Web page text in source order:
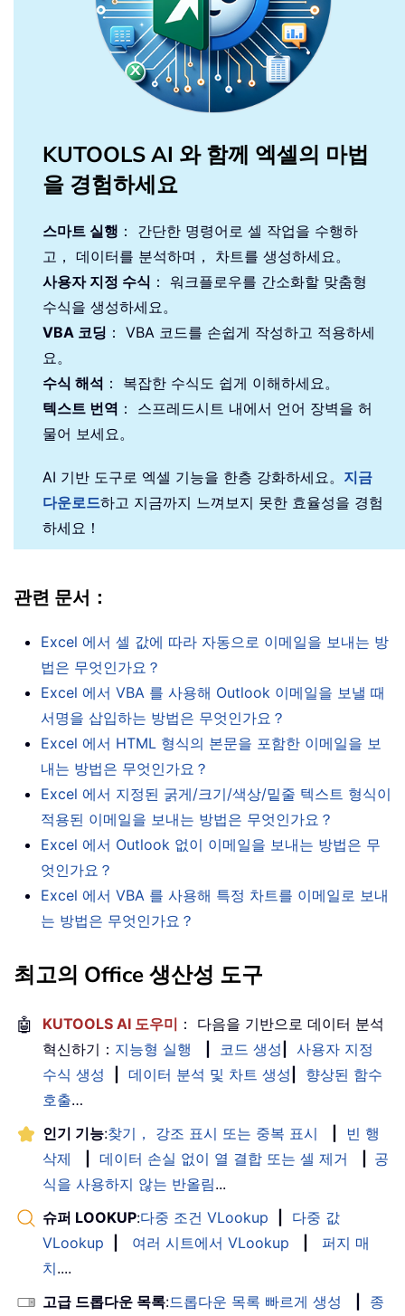
KUTOOLS AI 와 함께 엑셀의 마법
을 경험하세요
스마트 실행 ： 간단한 명령어로 셀 작업을 수행하
고， 데이터를 분석하며， 차트를 생성하세요。
사용자 지정 수식 ： 워크플로우를 간소화할 맞춤형
수식을 생성하세요。
VBA 코딩 ： VBA 코드를 손쉽게 작성하고 적용하세
요。
수식 해석 ： 복잡한 수식도 쉽게 이해하세요。
텍스트 번역 ： 스프레드시트 내에서 언어 장벽을 허
물어 보세요。
AI 기반 도구로 엑셀 기능을 한층 강화하세요。 지금
다운로드하고 지금까지 느껴보지 못한 효율성을 경험
하세요！
관련 문서：
Excel 에서 셀 값에 따라 자동으로 이메일을 보내는 방
법은 무엇인가요？
Excel 에서 VBA 를 사용해 Outlook 이메일을 보낼 때
서명을 삽입하는 방법은 무엇인가요？
Excel 에서 HTML 형식의 본문을 포함한 이메일을 보
내는 방법은 무엇인가요？
Excel 에서 지정된 굵게/크기/색상/밑줄 텍스트 형식이
적용된 이메일을 보내는 방법은 무엇인가요？
Excel 에서 Outlook 없이 이메일을 보내는 방법은 무
엇인가요？
Excel 에서 VBA 를 사용해 특정 차트를 이메일로 보내
는 방법은 무엇인가요？
최고의 Office 생산성 도구
🤖 KUTOOLS AI 도우미 ： 다음을 기반으로 데이터 분석
혁신하기： 지능형 실행 코드 생성
사용자 지정
수식 생성
데이터 분석 및 차트 생성
향상된 함수
호출…
인기 기능:찾기， 강조 표시 또는 중복 표시
빈 행
삭제
데이터 손실 없이 열 결합 또는 셀 제거
공
식을 사용하지 않는 반올림...
슈퍼 LOOKUP:다중 조건 VLookup
다중 값
VLookup
여러 시트에서 VLookup
퍼지 매
치....
고급 드롭다운 목록:드롭다운 목록 빠르게 생성
종